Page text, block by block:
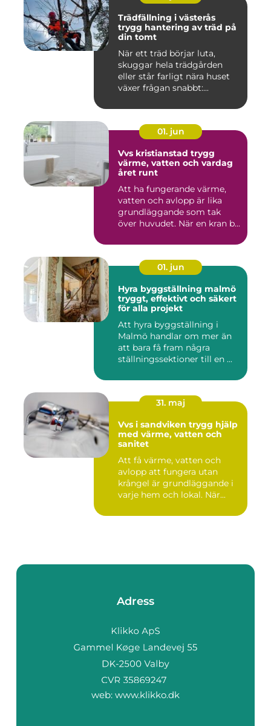
Trädfällning i västerås
trygg hantering av träd på
din tomt
När ett träd börjar luta,
skuggar hela trädgården
eller står farligt nära huset
växer frågan snabbt:...
01. jun
Vvs kristianstad trygg
värme, vatten och vardag
året runt
Att ha fungerande värme,
vatten och avlopp är lika
grundläggande som tak
över huvudet. När en kran b...
01. jun
Hyra byggställning malmö
tryggt, effektivt och säkert
för alla projekt
Att hyra byggställning i
Malmö handlar om mer än
att bara få fram några
ställningssektioner till en ...
31. maj
Vvs i sandviken trygg hjälp
med värme, vatten och
sanitet
Att få värme, vatten och
avlopp att fungera utan
krångel är grundläggande i
varje hem och lokal. När...
Adress
web: www.klikko.dk